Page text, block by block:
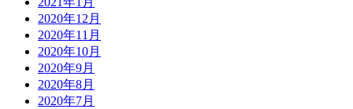
2020年12月
2020年11月
2020年10月
2020年9月
2020年8月
2020年7月